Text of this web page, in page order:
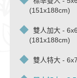
(151x188cm)
雙人加大 -
(181x188cm)
雙人特大 -